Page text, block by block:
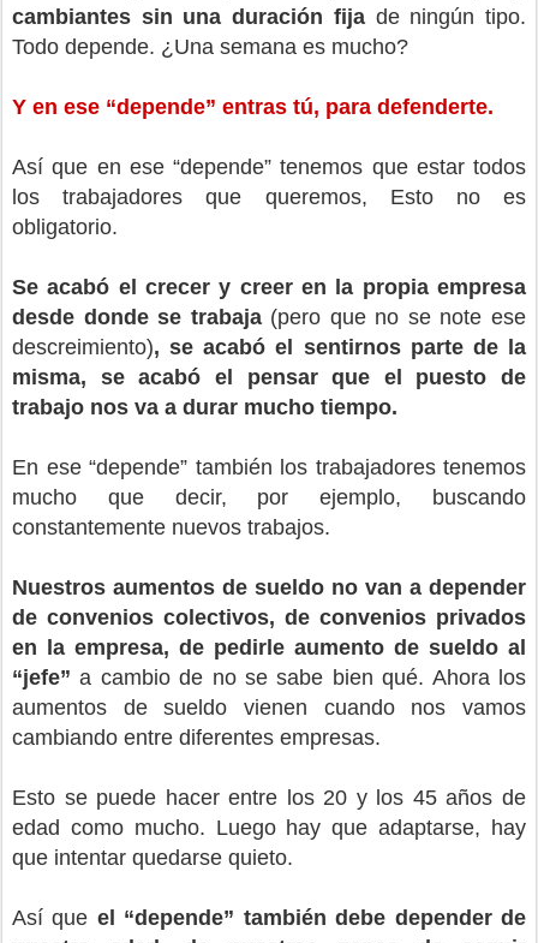
cambiantes sin una duración fija de ningún tipo.
Todo depende. ¿Una semana es mucho?
Y en ese “depende” entras tú, para defenderte.
Así que en ese “depende” tenemos que estar todos
los trabajadores que queremos, Esto no es
obligatorio.
Se acabó el crecer y creer en la propia empresa
desde donde se trabaja (pero que no se note ese
descreimiento), se acabó el sentirnos parte de la
misma, se acabó el pensar que el puesto de
trabajo nos va a durar mucho tiempo.
En ese “depende” también los trabajadores tenemos
mucho que decir, por ejemplo, buscando
constantemente nuevos trabajos.
Nuestros aumentos de sueldo no van a depender
de convenios colectivos, de convenios privados
en la empresa, de pedirle aumento de sueldo al
“jefe” a cambio de no se sabe bien qué. Ahora los
aumentos de sueldo vienen cuando nos vamos
cambiando entre diferentes empresas.
Esto se puede hacer entre los 20 y los 45 años de
edad como mucho. Luego hay que adaptarse, hay
que intentar quedarse quieto.
Así que el “depende” también debe depender de